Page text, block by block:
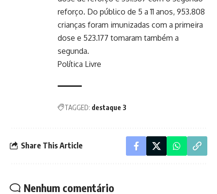
reforço. Do público de 5 a 11 anos, 953.808
crianças foram imunizadas com a primeira
dose e 523.177 tomaram também a
segunda.
Política Livre
TAGGED: destaque 3
Share This Article
Nenhum comentário